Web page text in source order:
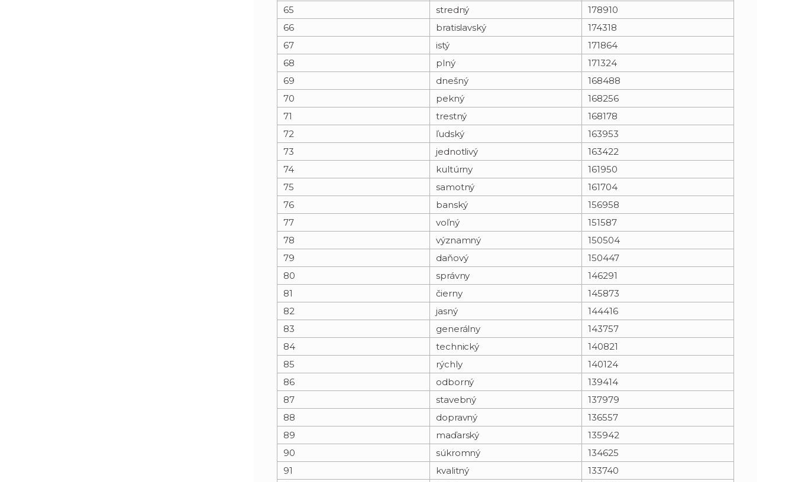
65
stredný
178910
66
bratislavský
174318
67
istý
171864
68
plný
171324
69
dnešný
168488
70
pekný
168256
71
trestný
168178
72
ľudský
163953
73
jednotlivý
163422
74
kultúrny
161950
75
samotný
161704
76
banský
156958
77
voľný
151587
78
významný
150504
79
daňový
150447
80
správny
146291
81
čierny
145873
82
jasný
144416
83
generálny
143757
84
technický
140821
85
rýchly
140124
86
odborný
139414
87
stavebný
137979
88
dopravný
136557
89
maďarský
135942
90
súkromný
134625
91
kvalitný
133740